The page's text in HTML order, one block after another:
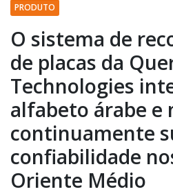
PRODUTO
O sistema de
de placas da
Technologies
alfabeto árabe e
continuamente
confiabilidade
Oriente Médio